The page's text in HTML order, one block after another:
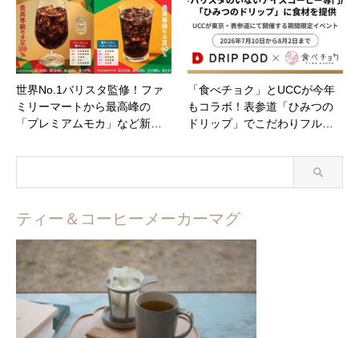
世界No.1バリスタ監修！ファ
ミリーマートから最高峰の
「プレミアムモカ」など新…
「食べチョク」とUCCが今年
もコラボ！表参道「ひみつの
ドリップ」でこだわりフル…
ティー＆コーヒーメーカーマグ